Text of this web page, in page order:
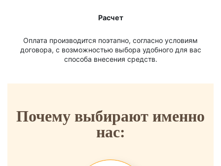
Расчет
Оплата производится поэтапно, согласно условиям
договора, с возможностью выбора удобного для вас
способа внесения средств.
Почему выбирают именно
нас: